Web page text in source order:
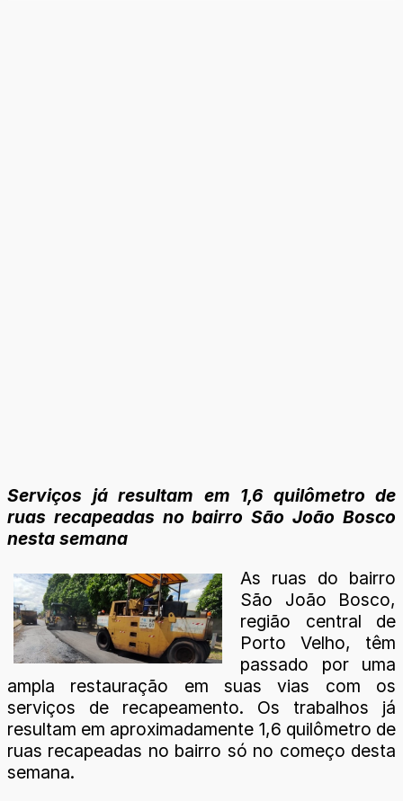
Serviços já resultam em 1,6 quilômetro de
ruas recapeadas no bairro São João Bosco
nesta semana
As ruas do bairro
São João Bosco,
região central de
Porto Velho, têm
passado por uma
ampla restauração em suas vias com os
serviços de recapeamento. Os trabalhos já
resultam em aproximadamente 1,6 quilômetro de
ruas recapeadas no bairro só no começo desta
semana.